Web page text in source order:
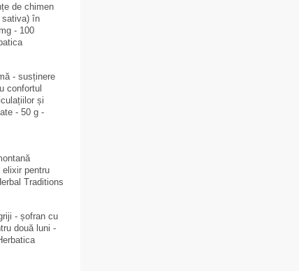
de chimen
sativa) în
- 100
- susținere
confortul
și
- 50 g -
elixir pentru
Traditions
- șofran cu
două luni -